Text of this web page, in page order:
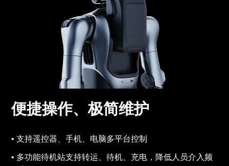
便捷操作、极简维护
支持遥控器、手机、电脑多平台控制
多功能待机站支持转运、待机、充电，降低人员介入频